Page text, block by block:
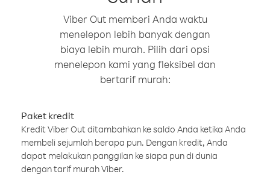
Viber Out memberi Anda waktu
menelepon lebih banyak dengan
biaya lebih murah. Pilih dari opsi
menelepon kami yang fleksibel dan
bertarif murah:
Paket kredit
Kredit Viber Out ditambahkan ke saldo Anda ketika Anda
membeli sejumlah berapa pun. Dengan kredit, Anda
dapat melakukan panggilan ke siapa pun di dunia
dengan tarif murah Viber.